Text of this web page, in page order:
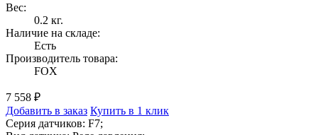
Вес:
0.2 кг.
Наличие на складе:
Есть
Производитель товара:
FOX
7 558 ₽
Добавить в заказ Купить в 1 клик
Серия датчиков: F7;